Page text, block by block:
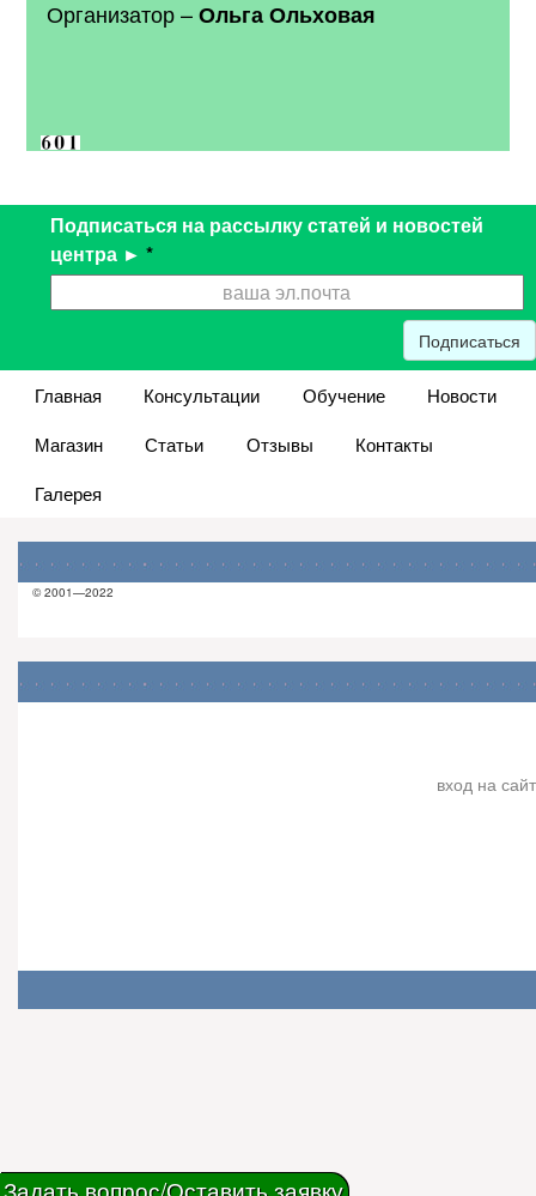
Организатор –Ольга Ольховая
Подписаться на рассылку статей и новостей
центра ► *
Подписаться
Главная Консультации Обучение
Новости
Магазин
Статьи Отзывы
Контакты
Галерея
© 2001—2022
вход на сайт